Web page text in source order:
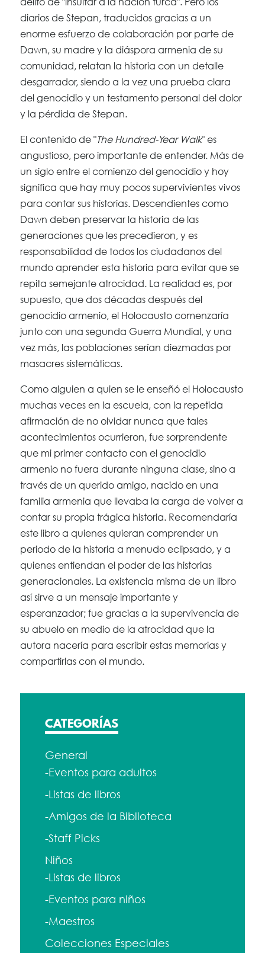
diarios de Stepan, traducidos gracias a un
enorme esfuerzo de colaboración por parte de
Dawn, su madre y la diáspora armenia de su
comunidad, relatan la historia con un detalle
desgarrador, siendo a la vez una prueba clara
del genocidio y un testamento personal del dolor
y la pérdida de Stepan.
El contenido de "The Hundred-Year Walk" es
angustioso, pero importante de entender. Más de
un siglo entre el comienzo del genocidio y hoy
significa que hay muy pocos supervivientes vivos
para contar sus historias. Descendientes como
Dawn deben preservar la historia de las
generaciones que les precedieron, y es
responsabilidad de todos los ciudadanos del
mundo aprender esta historia para evitar que se
repita semejante atrocidad. La realidad es, por
supuesto, que dos décadas después del
genocidio armenio, el Holocausto comenzaría
junto con una segunda Guerra Mundial, y una
vez más, las poblaciones serían diezmadas por
masacres sistemáticas.
Como alguien a quien se le enseñó el Holocausto
muchas veces en la escuela, con la repetida
afirmación de no olvidar nunca que tales
acontecimientos ocurrieron, fue sorprendente
que mi primer contacto con el genocidio
armenio no fuera durante ninguna clase, sino a
través de un querido amigo, nacido en una
familia armenia que llevaba la carga de volver a
contar su propia trágica historia. Recomendaría
este libro a quienes quieran comprender un
periodo de la historia a menudo eclipsado, y a
quienes entiendan el poder de las historias
generacionales. La existencia misma de un libro
así sirve a un mensaje importante y
esperanzador; fue gracias a la supervivencia de
su abuelo en medio de la atrocidad que la
autora nacería para escribir estas memorias y
compartirlas con el mundo.
CATEGORÍAS
General
-Eventos para adultos
-Listas de libros
-Amigos de la Biblioteca
-Staff Picks
Niños
-Listas de libros
-Eventos para niños
-Maestros
Colecciones Especiales